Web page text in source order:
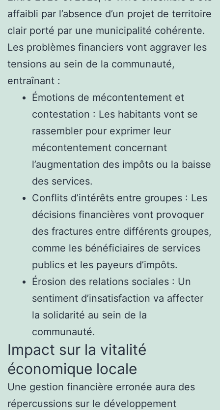
affaibli par l’absence d’un projet de territoire
clair porté par une municipalité cohérente.
Les problèmes financiers vont aggraver les
tensions au sein de la communauté,
entraînant :
Émotions de mécontentement et
contestation : Les habitants vont se
rassembler pour exprimer leur
mécontentement concernant
l’augmentation des impôts ou la baisse
des services.
Conflits d’intérêts entre groupes : Les
décisions financières vont provoquer
des fractures entre différents groupes,
comme les bénéficiaires de services
publics et les payeurs d’impôts.
Érosion des relations sociales : Un
sentiment d’insatisfaction va affecter
la solidarité au sein de la
communauté.
Impact sur la vitalité
économique locale
Une gestion financière erronée aura des
répercussions sur le développement